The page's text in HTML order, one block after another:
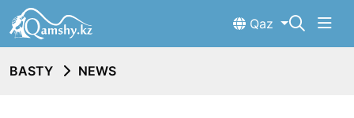
Qaz
BASTY NEWS